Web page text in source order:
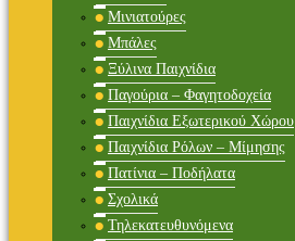
Μινιατούρες
Μπάλες
Ξύλινα Παιχνίδια
Παγούρια – Φαγητοδοχεία
Παιχνίδια Εξωτερικού Χώρου
Παιχνίδια Ρόλων – Μίμησης
Πατίνια – Ποδήλατα
Σχολικά
Τηλεκατευθυνόμενα